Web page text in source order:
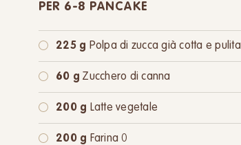
PER 6-8 PANCAKE
225 g Polpa di zucca già cotta e pulita
60 g Zucchero di canna
200 g Latte vegetale
200 g Farina 0